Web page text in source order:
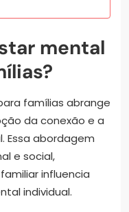
mental
famílias abrange
da conexão e a
Essa abordagem
e social,
influencia
individual.